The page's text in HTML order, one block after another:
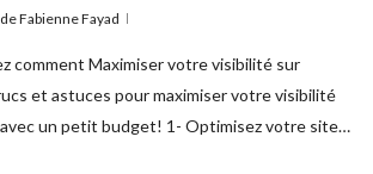
Fabienne Fayad
comment Maximiser votre visibilité sur
et astuces pour maximiser votre visibilité
un petit budget! 1- Optimisez votre site…